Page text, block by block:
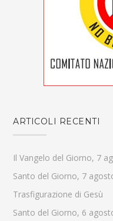
ARTICOLI RECENTI
Il Vangelo del Giorno, 7
Santo del Giorno, 7
Trasfigurazione di Gesù
Santo del Giorno, 6